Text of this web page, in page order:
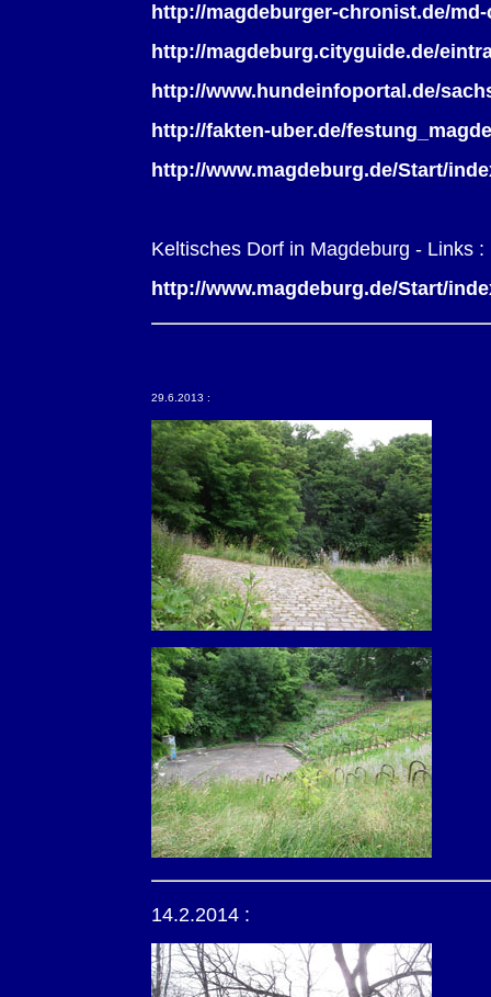
http://magdeburger-chronist.de/
http://magdeburg.cityguide.de/
http://www.hundeinfoportal.de/
http://fakten-uber.de/
http://www.magdeburg.de/Start/
Keltisches Dorf in Magdeburg - Links :
http://www.magdeburg.de/Start/
29.6.2013 :
14.2.2014 :